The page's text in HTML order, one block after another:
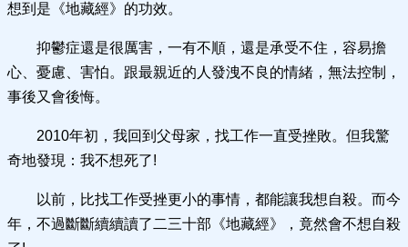
想到是《地藏經》的功效。
抑鬱症還是很厲害，一有不順，還是承受不住，容易擔
心、憂慮、害怕。跟最親近的人發洩不良的情緒，無法控制，
事後又會後悔。
2010年初，我回到父母家，找工作一直受挫敗。但我驚
奇地發現：我不想死了!
以前，比找工作受挫更小的事情，都能讓我想自殺。而今
年，不過斷斷續續讀了二三十部《地藏經》，竟然會不想自殺